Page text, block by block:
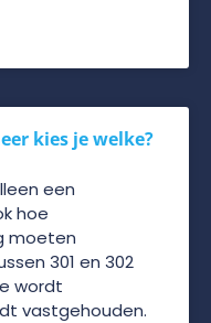
kies je welke?
een
hoe
moeten
301 en 302
wordt
vastgehouden.